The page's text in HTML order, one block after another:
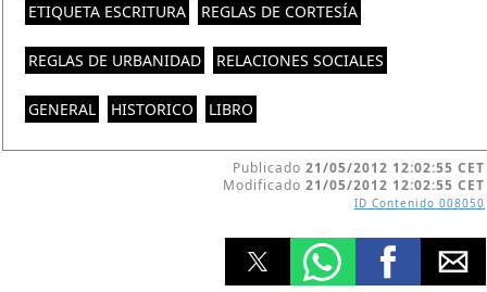
ETIQUETA ESCRITURA REGLAS DE CORTESÍA
REGLAS DE URBANIDAD RELACIONES SOCIALES
GENERAL HISTORICO LIBRO
Publicado 21/05/2012 12:02:55 CET
Modificado 21/05/2012 12:02:55 CET
ID Contenido 008050